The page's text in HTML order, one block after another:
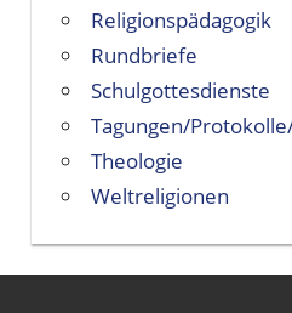
Religionspädagogik
Rundbriefe
Schulgottesdienste
Tagungen/
Theologie
Weltreligionen